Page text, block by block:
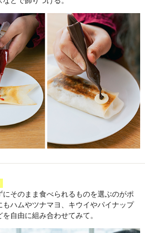
にそのまま食べられるものを選ぶのがポ
もハムやツナマヨ、キウイやパイナップ
自由に組み合わせてみて。